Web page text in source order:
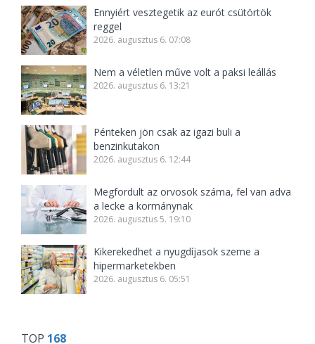
Ennyiért vesztegetik az eurót csütörtök
reggel
2026. augusztus 6. 07:08
Nem a véletlen műve volt a paksi leállás
2026. augusztus 6. 13:21
Pénteken jön csak az igazi buli a
benzinkutakon
2026. augusztus 6. 12:44
Megfordult az orvosok száma, fel van adva
a lecke a kormánynak
2026. augusztus 5. 19:10
Kikerekedhet a nyugdíjasok szeme a
hipermarketekben
2026. augusztus 6. 05:51
TOP 168